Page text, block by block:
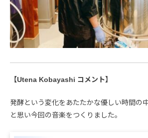
【Utena Kobayashi コメント】
発酵という変化をあたたかな優しい時間の
と思い今回の音楽をつくりました。